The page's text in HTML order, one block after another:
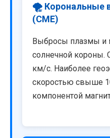
🌪️ Корональные
(CME)
Выбросы плазмы и
солнечной короны.
км/с. Наиболее
скоростью свыше
компонентой